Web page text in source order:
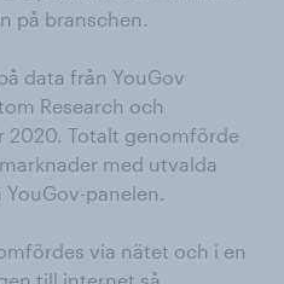
på branschen.
data från YouGov
Research och
2020. Totalt genomförde
med utvalda
YouGov-panelen.
via nätet och i en